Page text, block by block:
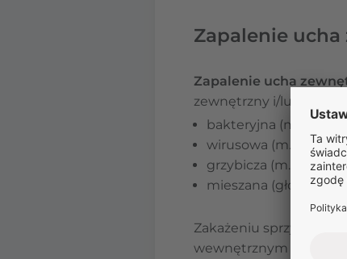
Zapalenie
Zapalenie ucha
zewnętrzny i/lub błonę
bakteryjna (m.in.
wirusowa (m.in.
grzybicza (m.in.
mieszana (głównie
Zakażeniu sprzyja
wewnętrznym oraz